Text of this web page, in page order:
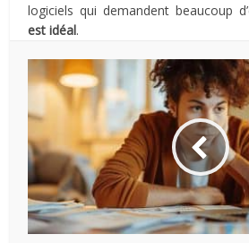
logiciels qui demandent beaucoup
est idéal.